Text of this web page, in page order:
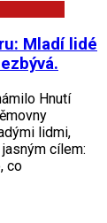
Mladí lidé
Hnutí
lidmi,
cílem:
co